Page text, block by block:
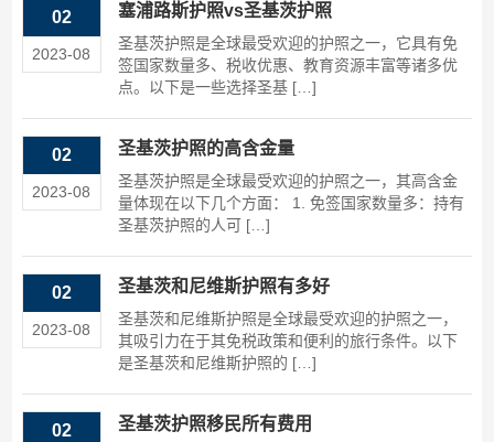
02
2023-08
塞浦路斯护照vs圣基茨护照
圣基茨护照是全球最受欢迎的护照之一，它具有免
签国家数量多、税收优惠、教育资源丰富等诸多优
点。以下是一些选择圣基 […]
02
2023-08
圣基茨护照的高含金量
圣基茨护照是全球最受欢迎的护照之一，其高含金
量体现在以下几个方面： 1. 免签国家数量多：持有
圣基茨护照的人可 […]
02
2023-08
圣基茨和尼维斯护照有多好
圣基茨和尼维斯护照是全球最受欢迎的护照之一，
其吸引力在于其免税政策和便利的旅行条件。以下
是圣基茨和尼维斯护照的 […]
02 圣基茨护照移民所有费用